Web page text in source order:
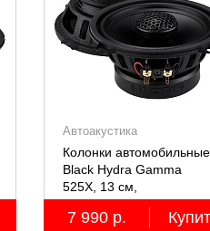
Автоакустика
Колонки автомобильные
Black Hydra Gamma
525X, 13 см,
коаксиальные
двухполосные, 2 шт.
7 990 р.